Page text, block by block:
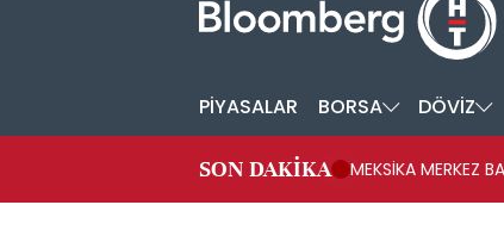
PİYASALAR BORSA DÖVİZ
SON DAKİKA MEKSİKA MERKEZ